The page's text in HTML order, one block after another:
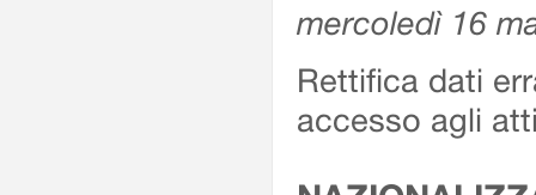
mercoledì 16
Rettifica dati
accesso agli